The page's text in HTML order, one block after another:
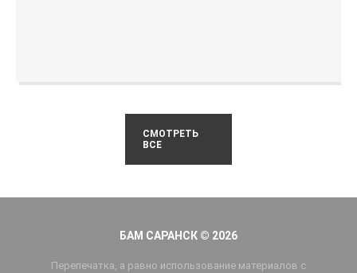
СМОТРЕТЬ
ВСЕ
БАМ САРАНСК © 2026
Перепечатка, а равно использование материалов с